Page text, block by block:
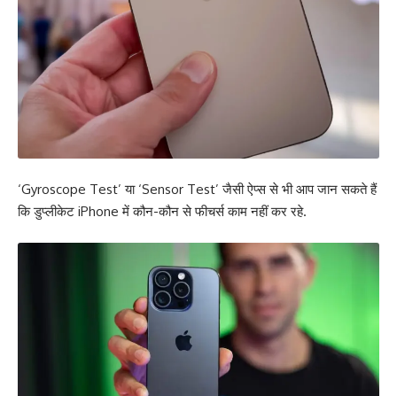
‘Gyroscope Test’ या ‘Sensor Test’ जैसी ऐप्स से भी आप जान सकते हैं
कि डुप्लीकेट iPhone में कौन-कौन से फीचर्स काम नहीं कर रहे.